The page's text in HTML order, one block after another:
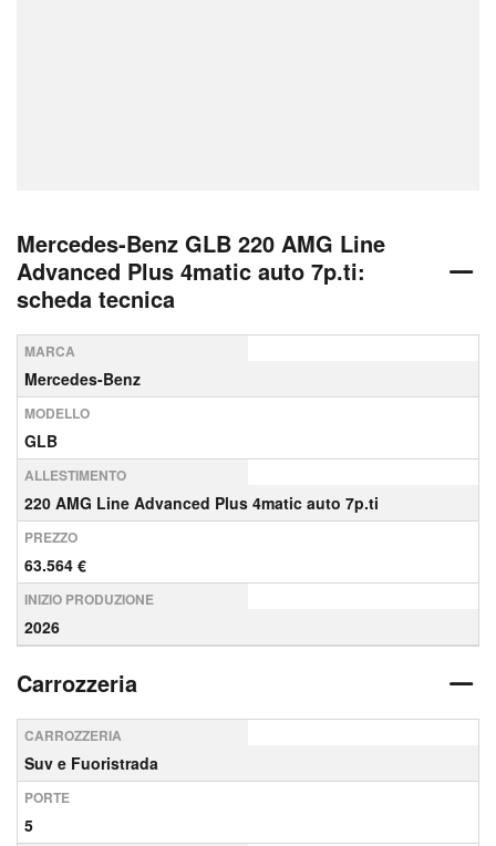
Mercedes-Benz GLB 220 AMG Line
Advanced Plus 4matic auto 7p.ti:
scheda tecnica
MARCA
Mercedes-Benz
MODELLO
GLB
ALLESTIMENTO
220 AMG Line Advanced Plus 4matic auto 7p.ti
PREZZO
63.564 €
INIZIO PRODUZIONE
2026
Carrozzeria
CARROZZERIA
Suv e Fuoristrada
PORTE
5